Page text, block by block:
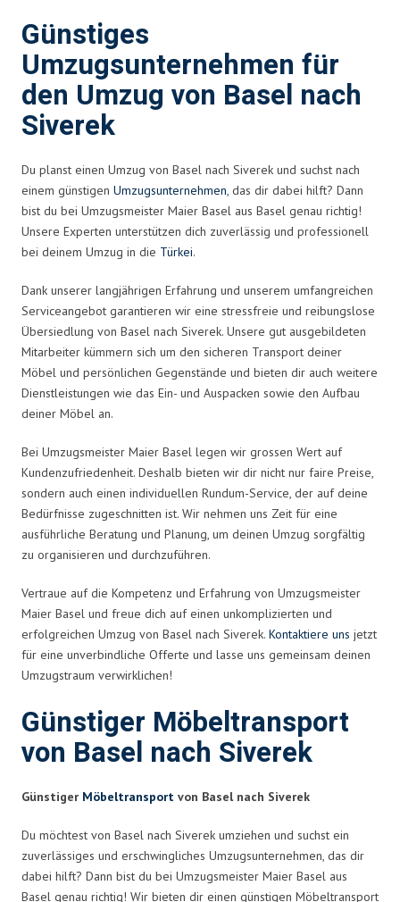
Günstiges
Umzugsunternehmen für
den Umzug von Basel nach
Siverek
Du planst einen Umzug von Basel nach Siverek und suchst nach
einem günstigen Umzugsunternehmen, das dir dabei hilft? Dann
bist du bei Umzugsmeister Maier Basel aus Basel genau richtig!
Unsere Experten unterstützen dich zuverlässig und professionell
bei deinem Umzug in die Türkei.
Dank unserer langjährigen Erfahrung und unserem umfangreichen
Serviceangebot garantieren wir eine stressfreie und reibungslose
Übersiedlung von Basel nach Siverek. Unsere gut ausgebildeten
Mitarbeiter kümmern sich um den sicheren Transport deiner
Möbel und persönlichen Gegenstände und bieten dir auch weitere
Dienstleistungen wie das Ein- und Auspacken sowie den Aufbau
deiner Möbel an.
Bei Umzugsmeister Maier Basel legen wir grossen Wert auf
Kundenzufriedenheit. Deshalb bieten wir dir nicht nur faire Preise,
sondern auch einen individuellen Rundum-Service, der auf deine
Bedürfnisse zugeschnitten ist. Wir nehmen uns Zeit für eine
ausführliche Beratung und Planung, um deinen Umzug sorgfältig
zu organisieren und durchzuführen.
Vertraue auf die Kompetenz und Erfahrung von Umzugsmeister
Maier Basel und freue dich auf einen unkomplizierten und
erfolgreichen Umzug von Basel nach Siverek. Kontaktiere uns jetzt
für eine unverbindliche Offerte und lasse uns gemeinsam deinen
Umzugstraum verwirklichen!
Günstiger Möbeltransport
von Basel nach Siverek
Günstiger Möbeltransport von Basel nach Siverek
Du möchtest von Basel nach Siverek umziehen und suchst ein
zuverlässiges und erschwingliches Umzugsunternehmen, das dir
dabei hilft? Dann bist du bei Umzugsmeister Maier Basel aus
Basel genau richtig! Wir bieten dir einen günstigen Möbeltransport